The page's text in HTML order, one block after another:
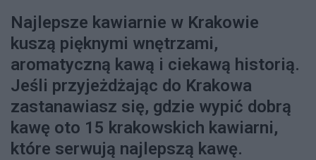
Najlepsze kawiarnie w Krakowie
kuszą pięknymi wnętrzami,
aromatyczną kawą i ciekawą historią.
Jeśli przyjeżdżając do Krakowa
zastanawiasz się, gdzie wypić dobrą
kawę oto 15 krakowskich kawiarni,
które serwują najlepszą kawę.